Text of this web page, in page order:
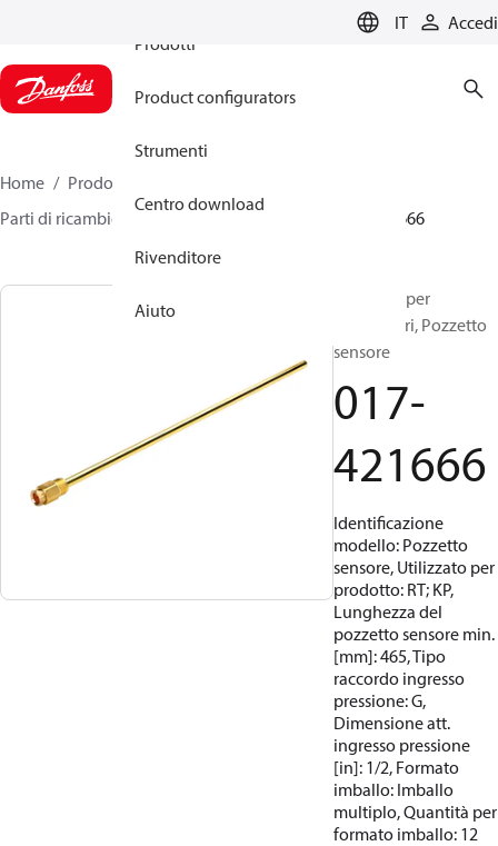
IT
Accedi
Prodotti
Product configurators
Strumenti
Centro download
Rivenditore
Aiuto
Home Prodotti
Parti di ricambio e accessori per interruttori
017-421666
Accessori per
interruttori, Pozzetto
sensore
017-
421666
Identificazione
modello: Pozzetto
sensore, Utilizzato per
prodotto: RT; KP,
Lunghezza del
pozzetto sensore min.
[mm]: 465, Tipo
raccordo ingresso
pressione: G,
Dimensione att.
ingresso pressione
[in]: 1/2, Formato
imballo: Imballo
multiplo, Quantità per
formato imballo: 12